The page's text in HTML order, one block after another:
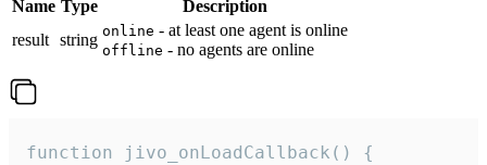
Name Type
Description
result string online - at least one agent is online
offline - no agents are online
function jivo_onLoadCallback() {